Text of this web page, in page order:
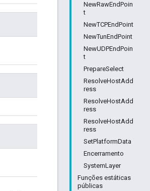
NewRawEndPoin
t
NewTCPEndPoint
NewTunEndPoint
NewUDPEndPoin
t
PrepareSelect
ResolveHostAdd
ress
ResolveHostAdd
ress
ResolveHostAdd
ress
SetPlatformData
Encerramento
SystemLayer
Funções estáticas
públicas